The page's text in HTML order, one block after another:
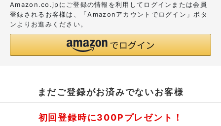
Amazon.co.jpにご登録の情報を利用してログインまたは会員
登録されるお客様は、「Amazonアカウントでログイン」ボタ
ンよりお進みください。
まだご登録がお済みでないお客様
初回登録時に300Pプレゼント！